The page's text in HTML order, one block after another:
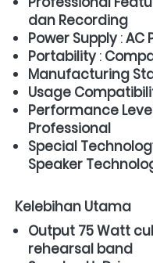
dan Recording
Power Supply : AC
Portability :
Manufacturing
Usage
Performance
Professional
Special
Speaker
Kelebihan Utama
Output 75 Watt
rehearsal band